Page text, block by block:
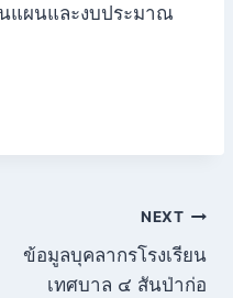
แผนและงบประมาณ
NEXT
ข้อมูลบุคลากรโรงเรียน
เทศบาล ๔ สันป่าก่อ